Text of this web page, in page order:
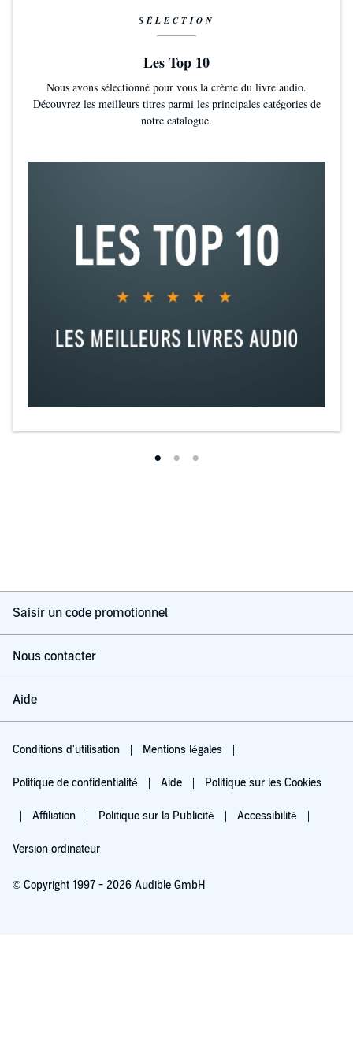
SÉLECTION
Les Top 10
Nous avons sélectionné pour vous la crème du livre audio.
Découvrez les meilleurs titres parmi les principales catégories de
notre catalogue.
Saisir un code promotionnel
Nous contacter
Aide
Conditions d'utilisation Mentions légales
Politique de confidentialité Aide Politique sur les Cookies
Affiliation Politique sur la Publicité Accessibilité
Version ordinateur
© Copyright 1997 - 2026 Audible GmbH